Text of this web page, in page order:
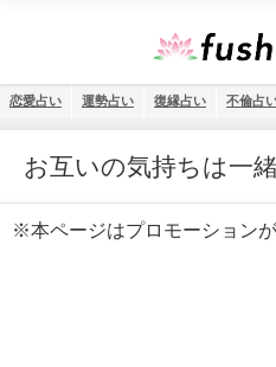
恋愛占い 運勢占い 復縁占い 不倫占
お互いの気持ちは一
※本ページはプロモーション